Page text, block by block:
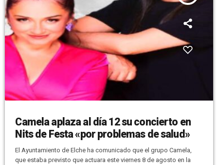
Camela aplaza al día 12 su concierto en
Nits de Festa «por problemas de salud»
El Ayuntamiento de Elche ha comunicado que el grupo Camela,
que estaba previsto que actuara este viernes 8 de agosto en la